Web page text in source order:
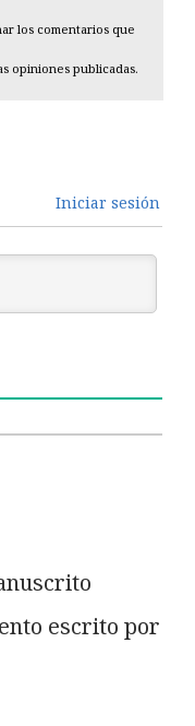
los comentarios que
opiniones publicadas.
Iniciar sesión
escrito por